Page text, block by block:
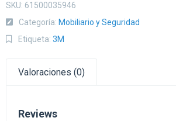
SKU: 61500035946
Categoría: Mobiliario y Seguridad
Etiqueta: 3M
Valoraciones (0)
Reviews